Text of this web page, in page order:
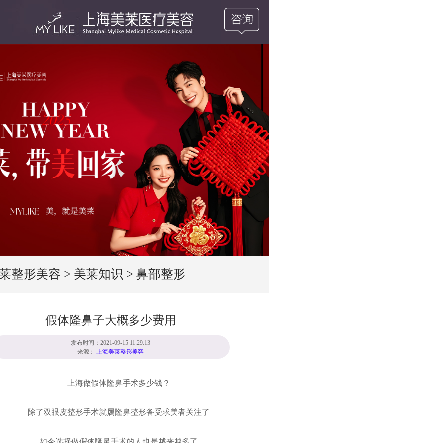
整形美容 > 美莱知识 >鼻部整形
假体隆鼻子大概多少费用
发布时间：2021-09-15 11:29:13
来源：上海美莱整形美容
上海做假体隆鼻手术多少钱？
除了双眼皮整形手术就属隆鼻整形备受求美者关注了
如今选择做假体隆鼻手术的人也是越来越多了